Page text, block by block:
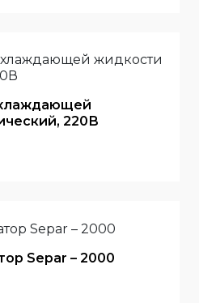
220В
Separ – 2000